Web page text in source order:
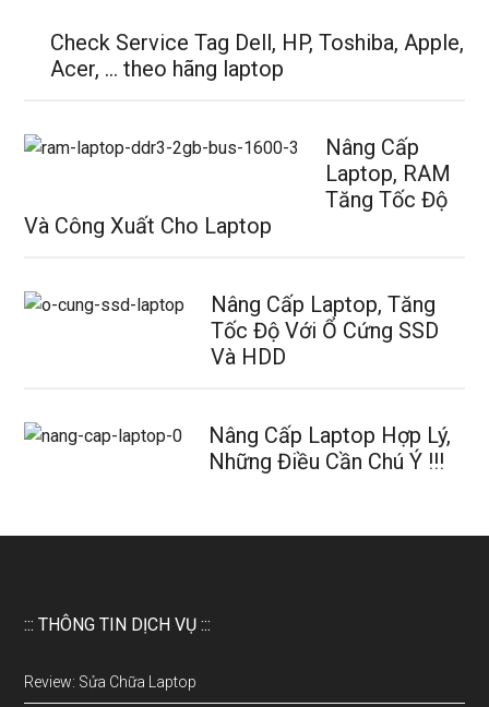
Check Service Tag Dell, HP, Toshiba, Apple,
Acer, … theo hãng laptop
Nâng Cấp
Laptop, RAM
Tăng Tốc Độ
Và Công Xuất Cho Laptop
Nâng Cấp Laptop, Tăng
Tốc Độ Với Ổ Cứng SSD
Và HDD
Nâng Cấp Laptop Hợp Lý,
Những Điều Cần Chú Ý !!!
::: THÔNG TIN DỊCH VỤ :::
Review: Sửa Chữa Laptop